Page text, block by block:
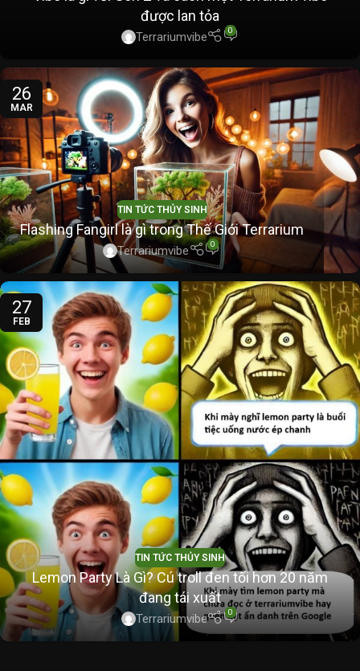
được lan tỏa
Terrariumvibe 0
26
MAR
TIN TỨC THỦY SINH
Flashing Fangirl là gì trong Thế Giới Terrarium
Terrariumvibe 0
27
FEB
TIN TỨC THỦY SINH
Lemon Party Là Gì? Cú troll đen tối hơn 20 năm
đang tái xuất
Terrariumvibe 0